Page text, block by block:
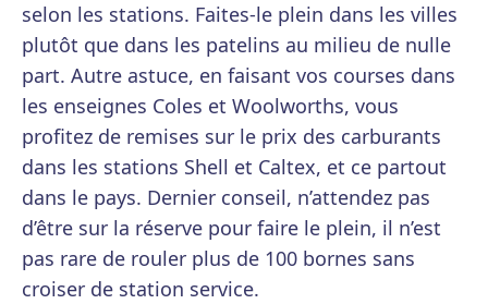
selon les stations. Faites-le plein dans les villes
plutôt que dans les patelins au milieu de nulle
part. Autre astuce, en faisant vos courses dans
les enseignes Coles et Woolworths, vous
profitez de remises sur le prix des carburants
dans les stations Shell et Caltex, et ce partout
dans le pays. Dernier conseil, n’attendez pas
d’être sur la réserve pour faire le plein, il n’est
pas rare de rouler plus de 100 bornes sans
croiser de station service.